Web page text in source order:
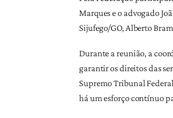
Marques e o advogado
Sijufego/GO, Alberto
Durante a reunião, a
garantir os direitos das
Supremo Tribunal
há um esforço contínuo